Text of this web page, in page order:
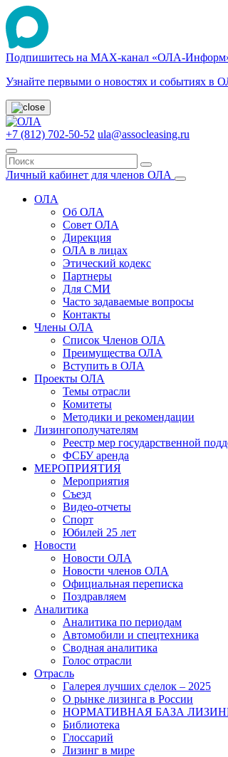
Подпишитесь на МАХ-канал «ОЛА-
Узнайте первыми о новостях и событиях в
+7 (812) 702-50-52 ula@assocleasing.ru
Личный кабинет для членов ОЛА
ОЛА
Об ОЛА
Совет ОЛА
Дирекция
ОЛА в лицах
Этический кодекс
Партнеры
Для СМИ
Часто задаваемые вопросы
Контакты
Члены ОЛА
Список Членов ОЛА
Преимущества ОЛА
Вступить в ОЛА
Проекты ОЛА
Темы отрасли
Комитеты
Методики и рекомендации
Лизингополучателям
Реестр мер государственной
ФСБУ аренда
МЕРОПРИЯТИЯ
Мероприятия
Съезд
Видео-отчеты
Спорт
Юбилей 25 лет
Новости
Новости ОЛА
Новости членов ОЛА
Официальная переписка
Поздравляем
Аналитика
Аналитика по периодам
Автомобили и спецтехника
Сводная аналитика
Голос отрасли
Отрасль
Галерея лучших сделок – 2025
О рынке лизинга в России
НОРМАТИВНАЯ БАЗА
Библиотека
Глоссарий
Лизинг в мире